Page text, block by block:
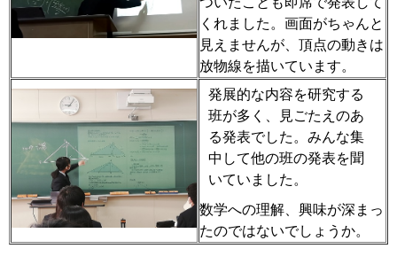
くれました。画面がちゃんと
見えませんが、頂点の動きは
放物線を描いています。
発展的な内容を研究する
班が多く、見ごたえのあ
る発表でした。みんな集
中して他の班の発表を聞
いていました。
数学への理解、興味が深まっ
たのではないでしょうか。